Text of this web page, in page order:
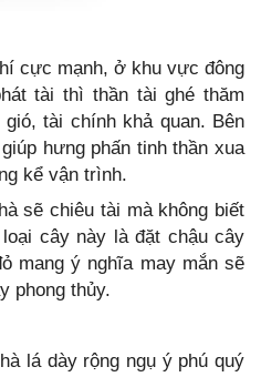
cực mạnh, ở khu vực đông
tài thì thần tài ghé thăm
tài chính khả quan. Bên
hưng phấn tinh thần xua
kể vận trình.
sẽ chiêu tài mà không biết
cây này là đặt chậu cây
mang ý nghĩa may mắn sẽ
phong thủy.
lá dày rộng ngụ ý phú quý